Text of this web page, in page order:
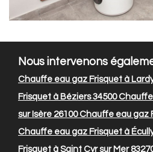
Nous intervenons
Chauffe eau gaz Frisquet à
Frisquet à Béziers 34500Chauffe
sur Isère 26100Chauffe eau gaz
Chauffe eau gaz Frisquet à
Frisquet à Saint Cyr sur Mer